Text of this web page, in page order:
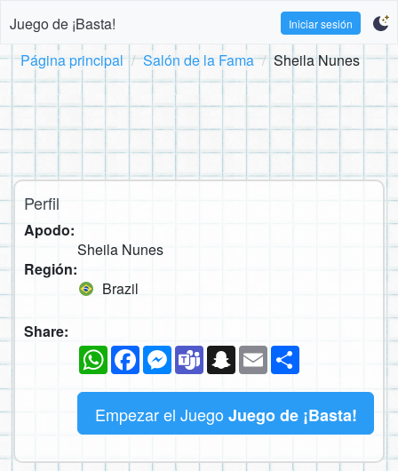
Juego de ¡Basta! Iniciar sesión
Página principal Salón de la Fama Sheila Nunes
Perfil
Apodo:
Sheila Nunes
Región:
Brazil
Share:
WhatsAppFacebookMessenger
TeamsSnapchat
Email
Empezar el Juego Juego de ¡Basta!